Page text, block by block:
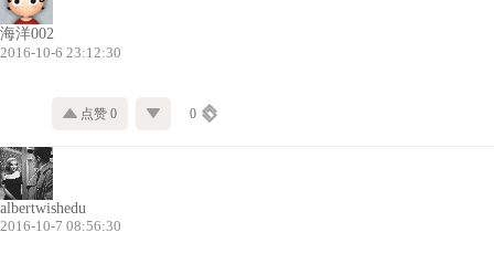
海洋002
2016-10-6 23:12:30
点赞 0 0
albertwishedu
2016-10-7 08:56:30